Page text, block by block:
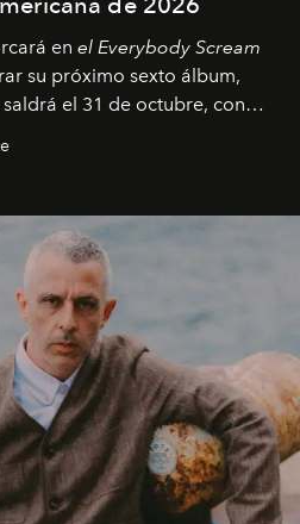
en el Everybody Scream
su próximo sexto álbum,
saldrá el 31 de octubre, con
partir de abril del próximo